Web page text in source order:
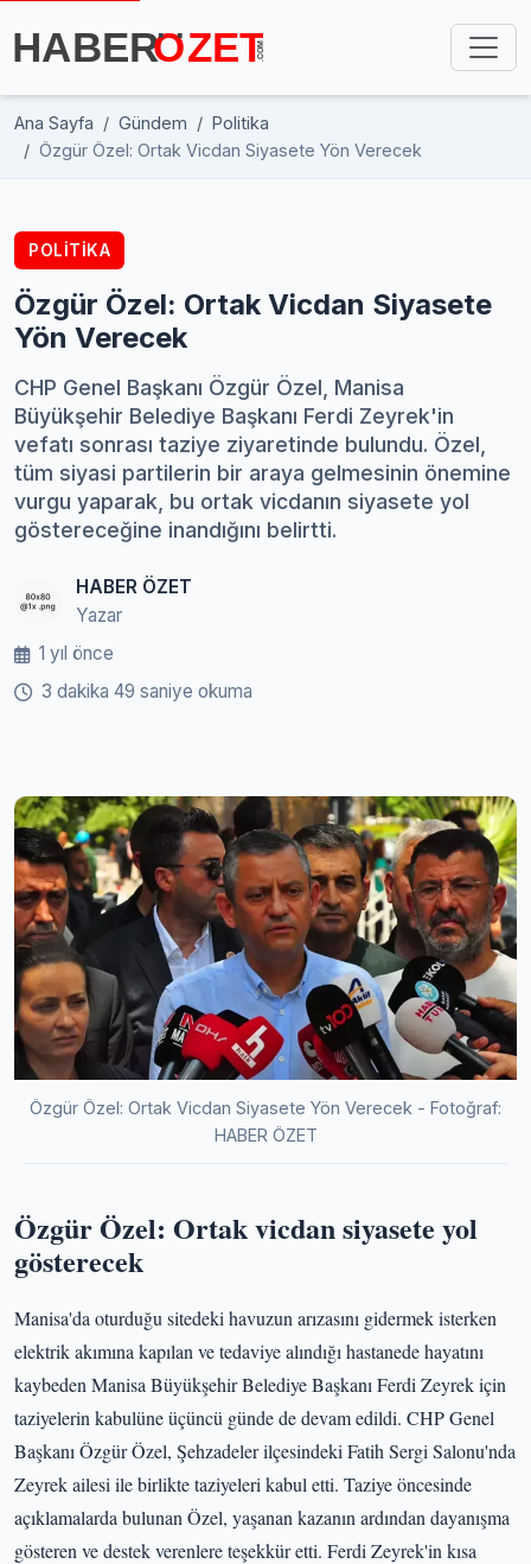
Ana Sayfa Gündem
Politika
Özgür Özel: Ortak Vicdan Siyasete Yön Verecek
POLITIKA
Özgür Özel: Ortak Vicdan Siyasete
Yön Verecek
CHP Genel Başkanı Özgür Özel, Manisa
Büyükşehir Belediye Başkanı Ferdi Zeyrek'in
vefatı sonrası taziye ziyaretinde bulundu. Özel,
tüm siyasi partilerin bir araya gelmesinin önemine
vurgu yaparak, bu ortak vicdanın siyasete yol
göstereceğine inandığını belirtti.
HABER ÖZET
Yazar
1 yıl önce
3 dakika 49 saniye okuma
Özgür Özel: Ortak Vicdan Siyasete Yön Verecek - Fotoğraf:
HABER ÖZET
Özgür Özel: Ortak vicdan siyasete yol
gösterecek
Manisa'da oturduğu sitedeki havuzun arızasını gidermek isterken
elektrik akımına kapılan ve tedaviye alındığı hastanede hayatını
kaybeden Manisa Büyükşehir Belediye Başkanı Ferdi Zeyrek için
taziyelerin kabulüne üçüncü günde de devam edildi. CHP Genel
Başkanı Özgür Özel, Şehzadeler ilçesindeki Fatih Sergi Salonu'nda
Zeyrek ailesi ile birlikte taziyeleri kabul etti. Taziye öncesinde
açıklamalarda bulunan Özel, yaşanan kazanın ardından dayanışma
gösteren ve destek verenlere teşekkür etti. Ferdi Zeyrek'in kısa